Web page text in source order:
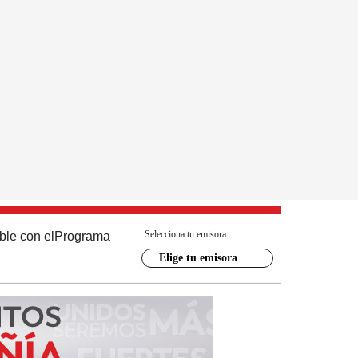
con el Programa Selecciona tu emisora
Elige tu emisora